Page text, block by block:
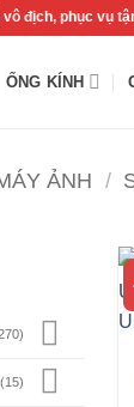
địch, phục vụ
ỐNG KÍNH
ẢNH /
(15)